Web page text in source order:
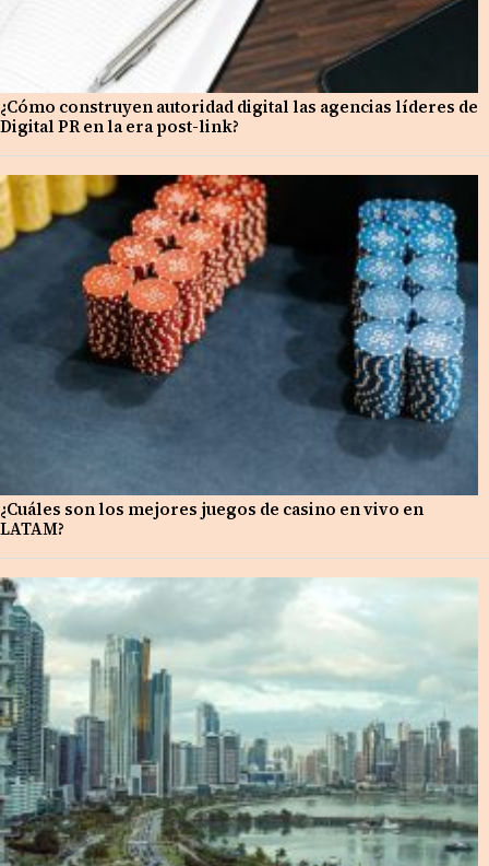
¿Cómo construyen autoridad digital las agencias líderes de
Digital PR en la era post-link?
¿Cuáles son los mejores juegos de casino en vivo en
LATAM?